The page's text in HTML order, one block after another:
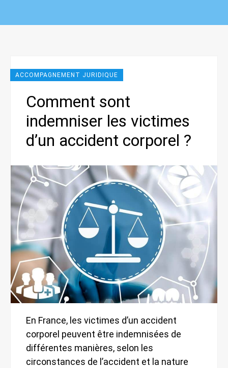
ACCOMPAGNEMENT JURIDIQUE
Comment sont
indemniser les victimes
d’un accident corporel ?
En France, les victimes d’un accident
corporel peuvent être indemnisées de
différentes manières, selon les
circonstances de l’accident et la nature